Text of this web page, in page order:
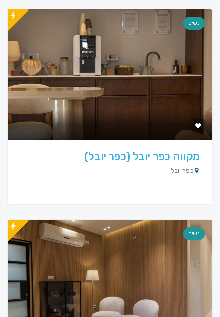
נשים
מקווה כפר יובל (כפר יובל)
כפר יובל
נשים